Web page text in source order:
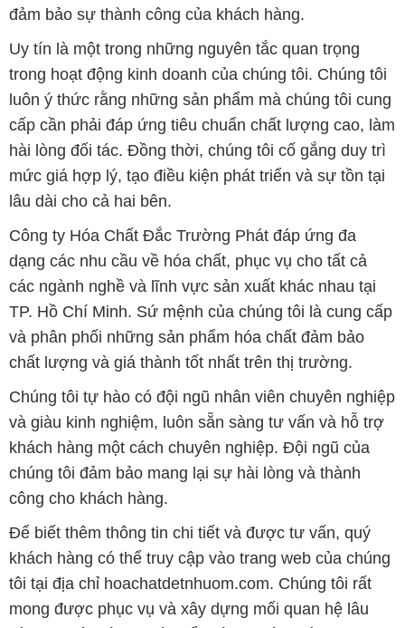
đảm bảo sự thành công của khách hàng.
Uy tín là một trong những nguyên tắc quan trọng
trong hoạt động kinh doanh của chúng tôi. Chúng tôi
luôn ý thức rằng những sản phẩm mà chúng tôi cung
cấp cần phải đáp ứng tiêu chuẩn chất lượng cao, làm
hài lòng đối tác. Đồng thời, chúng tôi cố gắng duy trì
mức giá hợp lý, tạo điều kiện phát triển và sự tồn tại
lâu dài cho cả hai bên.
Công ty Hóa Chất Đắc Trường Phát đáp ứng đa
dạng các nhu cầu về hóa chất, phục vụ cho tất cả
các ngành nghề và lĩnh vực sản xuất khác nhau tại
TP. Hồ Chí Minh. Sứ mệnh của chúng tôi là cung cấp
và phân phối những sản phẩm hóa chất đảm bảo
chất lượng và giá thành tốt nhất trên thị trường.
Chúng tôi tự hào có đội ngũ nhân viên chuyên nghiệp
và giàu kinh nghiệm, luôn sẵn sàng tư vấn và hỗ trợ
khách hàng một cách chuyên nghiệp. Đội ngũ của
chúng tôi đảm bảo mang lại sự hài lòng và thành
công cho khách hàng.
Để biết thêm thông tin chi tiết và được tư vấn, quý
khách hàng có thể truy cập vào trang web của chúng
tôi tại địa chỉ hoachatdetnhuom.com. Chúng tôi rất
mong được phục vụ và xây dựng mối quan hệ lâu